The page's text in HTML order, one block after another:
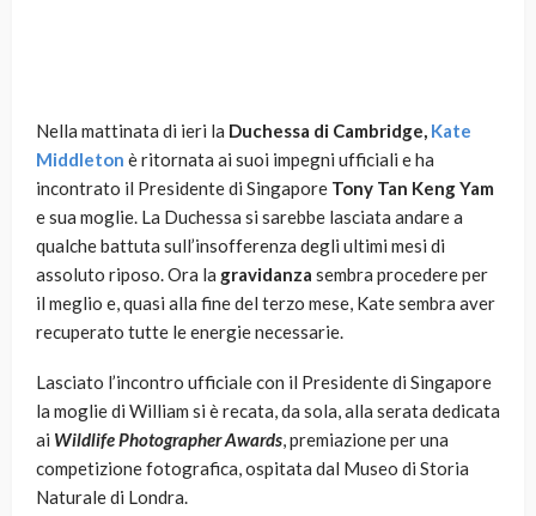
Nella mattinata di ieri la Duchessa di Cambridge, Kate
Middleton è ritornata ai suoi impegni ufficiali e ha
incontrato il Presidente di Singapore Tony Tan Keng Yam
e sua moglie. La Duchessa si sarebbe lasciata andare a
qualche battuta sull’insofferenza degli ultimi mesi di
assoluto riposo. Ora la gravidanza sembra procedere per
il meglio e, quasi alla fine del terzo mese, Kate sembra aver
recuperato tutte le energie necessarie.
Lasciato l’incontro ufficiale con il Presidente di Singapore
la moglie di William si è recata, da sola, alla serata dedicata
ai Wildlife Photographer Awards, premiazione per una
competizione fotografica, ospitata dal Museo di Storia
Naturale di Londra.